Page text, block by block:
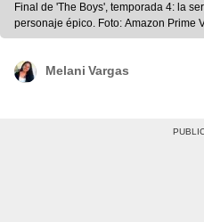
Final de 'The Boys', temporada 4: la
personaje épico. Foto: Amazon Prime
Melani Vargas